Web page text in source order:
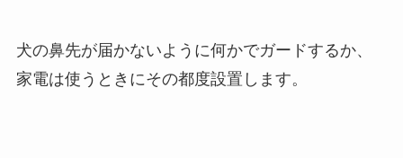
犬の鼻先が届かないように何かでガードするか、
家電は使うときにその都度設置します。